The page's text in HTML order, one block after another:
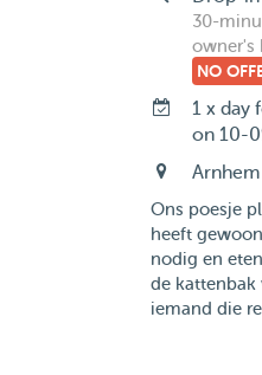
30-
owner's
NO
1 x day
on 10-
Arnhem
Ons poesje
heeft
nodig en
de kattenbak
iemand die